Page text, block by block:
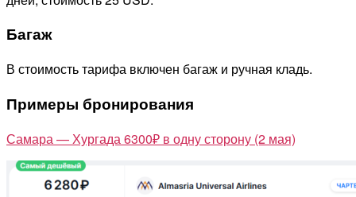
Багаж
В стоимость тарифа включен багаж и ручная кладь.
Примеры бронирования
Самара — Хургада 6300₽ в одну сторону (2 мая)